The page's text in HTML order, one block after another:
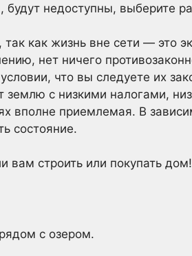
будут недоступны, выберите
так как жизнь вне сети — это
нет ничего
что вы следуете их
землю с низкими налогами,
вполне приемлемая. В
состояние.
вам строить или покупать дом!